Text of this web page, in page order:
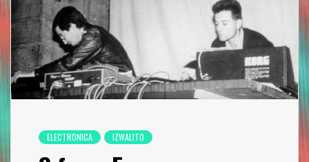
ELECTRONICA IZWALITO